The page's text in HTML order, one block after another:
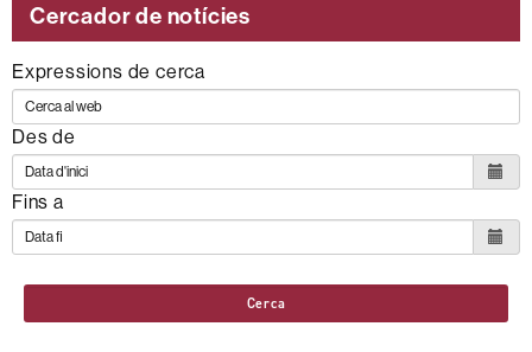
Cercador de notícies
Expressions de cerca
Des de
Fins a
Cerca